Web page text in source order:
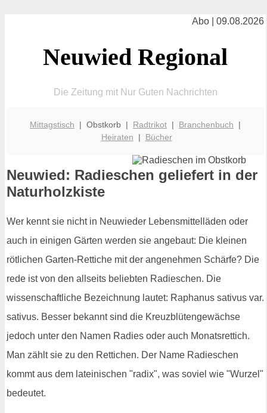
Abo | 09.08.2026
Neuwied Regional
Die Zeitung mit Nur Guten Nachrichten
Mittagstisch | Obstkorb | Radtrikot | Branchenbuch |
Heiraten | Bücher
Neuwied: Radieschen geliefert in der
Naturholzkiste
Wer kennt sie nicht in Neuwieder Lebensmittelläden oder
auch in einigen Gärten werden sie angebaut: Die kleinen
rötlichen Garten-Rettiche mit der angenehmen Schärfe? Die
rede ist von den allseits beliebten Radieschen. Die
wissenschaftliche Bezeichnung lautet: Raphanus sativus var.
sativus. Besser bekannt sind die Kreuzblütengewächse
jedoch unter den Namen Radies oder auch Monatsrettich.
Man zählt sie zu den Rettichen. Der Name Radieschen
kommt aus dem lateinischen "radix", was soviel wie "Wurzel"
bedeutet.